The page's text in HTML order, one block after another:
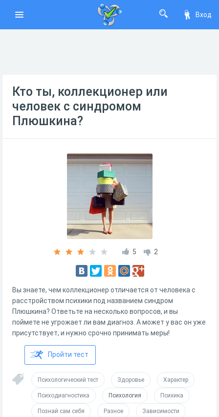
Вход
Кто ты, коллекционер или
человек с синдромом
Плюшкина?
5 2
Вы знаете, чем коллекционер отличается от человека с
расстройством психики под названием синдром
Плюшкина? Ответьте на несколько вопросов, и вы
поймете не угрожает ли вам диагноз. А может у вас он уже
присутствует, и нужно срочно принимать меры!
Пройти тест
Психологический тест Здоровье Характер
Психодиагностика Психология Психика
Познай сам себя Разное Зависимости